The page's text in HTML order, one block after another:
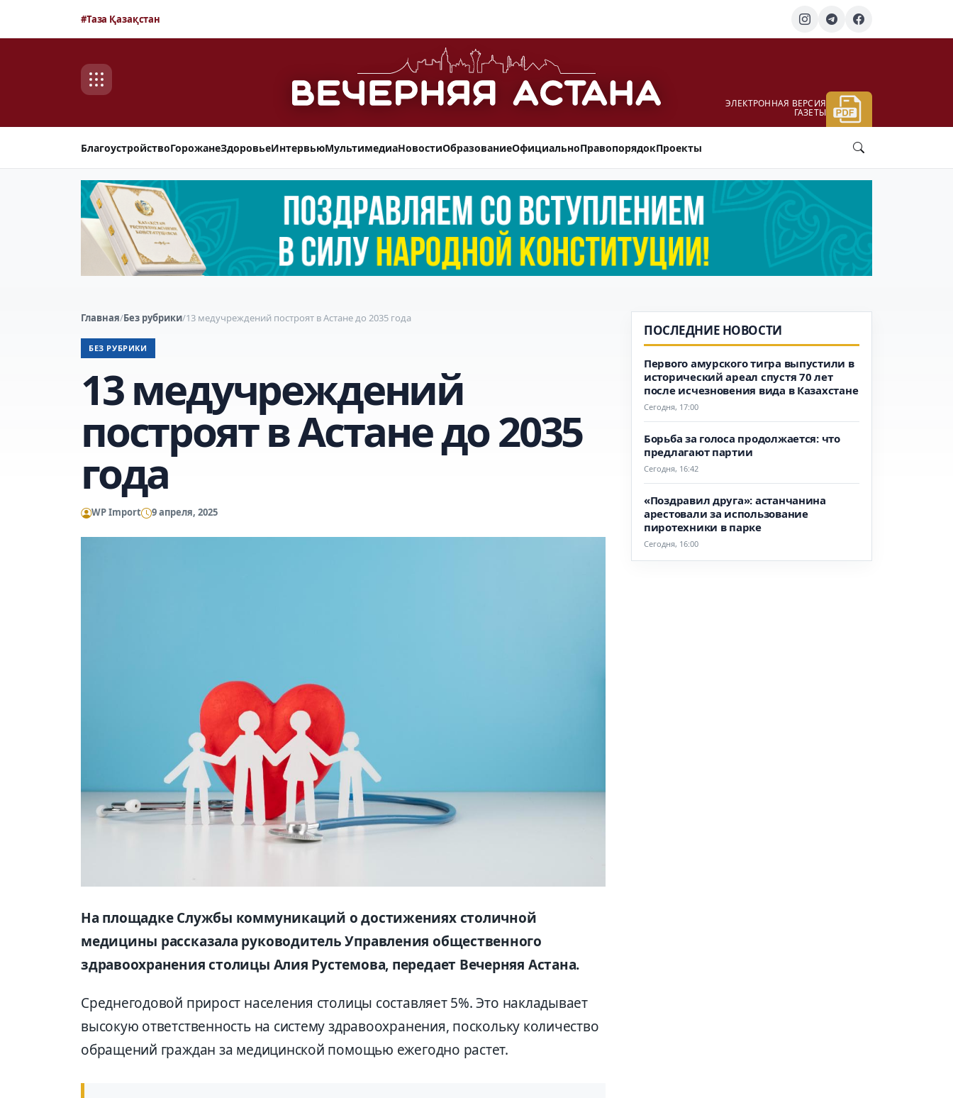
#Таза Қазақстан
ЭЛЕКТРОННАЯ ВЕРСИЯ
ГАЗЕТЫ
БлагоустройствоГорожанеЗдоровьеИнтервьюМультимедиаНовостиОбразованиеОфициальноПравопорядокПроекты
Главная/Без рубрики/13 медучреждений построят в Астане до 2035 года
БЕЗ РУБРИКИ
13 медучреждений
построят в Астане до 2035
года
WP Import 9 апреля, 2025
На площадке Службы коммуникаций о достижениях столичной
медицины рассказала руководитель Управления общественного
здравоохранения столицы Алия Рустемова, передает Вечерняя Астана.
Среднегодовой прирост населения столицы составляет 5%. Это накладывает
высокую ответственность на систему здравоохранения, поскольку количество
обращений граждан за медицинской помощью ежегодно растет.
ПОСЛЕДНИЕ НОВОСТИ
Первого амурского тигра выпустили в
исторический ареал спустя 70 лет
после исчезновения вида в Казахстане
Сегодня, 17:00
Борьба за голоса продолжается: что
предлагают партии
Сегодня, 16:42
«Поздравил друга»: астанчанина
арестовали за использование
пиротехники в парке
Сегодня, 16:00